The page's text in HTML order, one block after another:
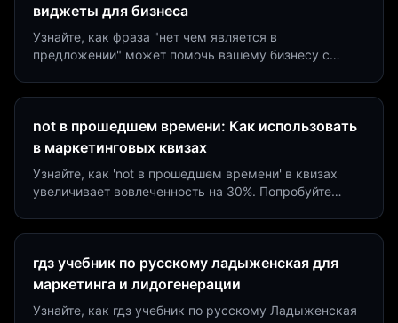
виджеты для бизнеса
Узнайте, как фраза "нет чем является в
предложении" может помочь вашему бизнесу с
not в прошедшем времени: Как использовать
в маркетинговых квизах
Узнайте, как 'not в прошедшем времени' в квизах
увеличивает вовлеченность на 30%. Попробуйте
гдз учебник по русскому ладыженская для
маркетинга и лидогенерации
Узнайте, как гдз учебник по русскому Ладыженская